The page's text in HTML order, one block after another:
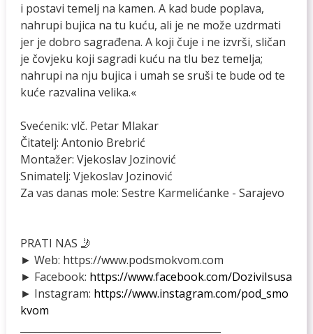
i postavi temelj na kamen. A kad bude poplava,
nahrupi bujica na tu kuću, ali je ne može uzdrmati
jer je dobro sagrađena. A koji čuje i ne izvrši, sličan
je čovjeku koji sagradi kuću na tlu bez temelja;
nahrupi na nju bujica i umah se sruši te bude od te
kuće razvalina velika.«
Svećenik: vlč. Petar Mlakar
Čitatelj: Antonio Brebrić
Montažer: Vjekoslav Jozinović
Snimatelj: Vjekoslav Jozinović
Za vas danas mole: Sestre Karmelićanke - Sarajevo
PRATI NAS 🤳
► Web: https://www.podsmokvom.com
► Facebook: https://www.facebook.com/DoziviIsusa
► Instagram: https://www.instagram.com/pod_smo
kvom